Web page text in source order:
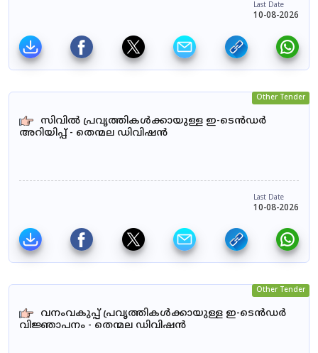
Last Date
10-08-2026
Other Tender
സിവിൽ പ്രവൃത്തികൾക്കായുള്ള ഇ-ടെൻഡർ
അറിയിപ്പ് - തെന്മല ഡിവിഷൻ
Last Date
10-08-2026
Other Tender
വനംവകുപ്പ് പ്രവൃത്തികൾക്കായുള്ള ഇ-ടെൻഡർ
വിജ്ഞാപനം - തെന്മല ഡിവിഷൻ